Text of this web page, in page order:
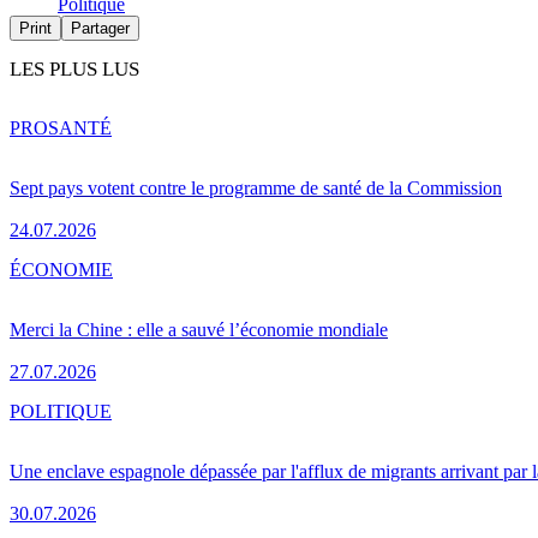
Politique
Print Partager
LES PLUS LUS
Sept pays votent contre le programme de santé de la Commission
24.07.2026
PROSANTÉ
Merci la Chine : elle a sauvé l’économie mondiale
27.07.2026
ÉCONOMIE
Une enclave espagnole dépassée par l'afflux de migrants arrivant par
30.07.2026
POLITIQUE